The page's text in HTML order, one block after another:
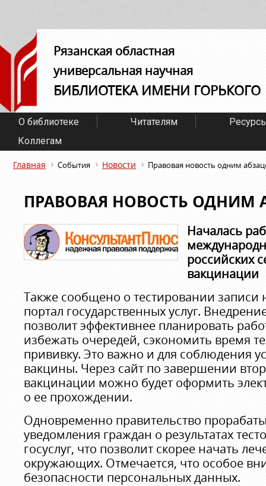
Рязанская областная
универсальная научная
БИБЛИОТЕКА ИМЕНИ ГОРЬКОГО
О библиотеке Читателям
Коллегам
Главная События Новости Правовая новость одним
ПРАВОВАЯ НОВОСТЬ ОДНИМ
Началась
российских
вакцинации
Также сообщено о тестировании
портал государственных услуг.
позволит эффективнее планировать
избежать очередей, сэкономить время
прививку. Это важно и для соблюдения
вакцины. Через сайт по завершении
вакцинации можно будет оформить
о ее прохождении.
Одновременно правительство
уведомления граждан о результатах
госуслуг, что позволит скорее начать
окружающих. Отмечается, что особое
безопасности персональных данных.